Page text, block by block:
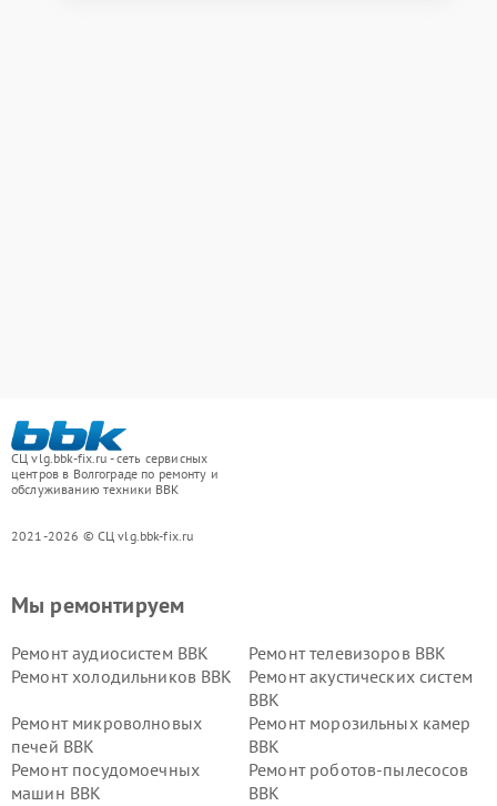
СЦ vlg.bbk-fix.ru - сеть сервисных
центров в Волгограде по ремонту и
обслуживанию техники BBK
2021-2026 © СЦ vlg.bbk-fix.ru
Мы ремонтируем
Ремонт аудиосистем BBK
Ремонт телевизоров BBK
Ремонт холодильников BBK
Ремонт акустических систем
BBK
Ремонт микроволновых
печей BBK
Ремонт морозильных камер
BBK
Ремонт посудомоечных
машин BBK
Ремонт роботов-пылесосов
BBK